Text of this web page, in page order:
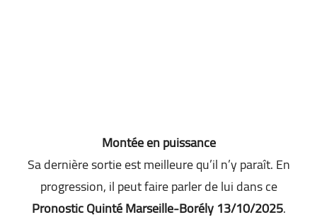
Montée en puissance
Sa dernière sortie est meilleure qu’il n’y paraît. En
progression, il peut faire parler de lui dans ce
Pronostic Quinté Marseille-Borély 13/10/2025.